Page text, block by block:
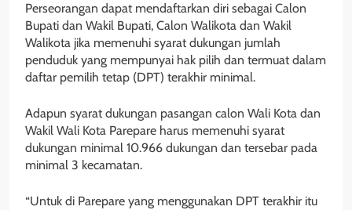
Perseorangan dapat mendaftarkan diri sebagai Calon
Bupati dan Wakil Bupati, Calon Walikota dan Wakil
Walikota jika memenuhi syarat dukungan jumlah
penduduk yang mempunyai hak pilih dan termuat dalam
daftar pemilih tetap (DPT) terakhir minimal.
Adapun syarat dukungan pasangan calon Wali Kota dan
Wakil Wali Kota Parepare harus memenuhi syarat
dukungan minimal 10.966 dukungan dan tersebar pada
minimal 3 kecamatan.
“Untuk di Parepare yang menggunakan DPT terakhir itu